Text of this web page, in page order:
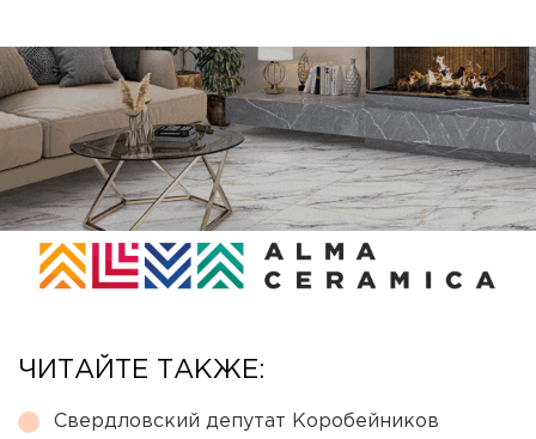
ЧИТАЙТЕ ТАКЖЕ:
Свердловский депутат Коробейников